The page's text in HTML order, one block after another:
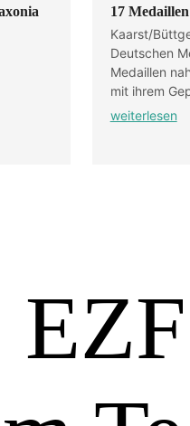
17
Kaarst/
Deutschen
Medaillen
mit ihrem
weiterlesen